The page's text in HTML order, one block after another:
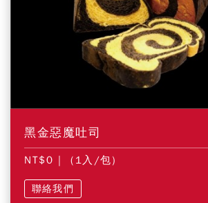
黑金惡魔吐司
NT$0 | (1入/包)
聯絡我們